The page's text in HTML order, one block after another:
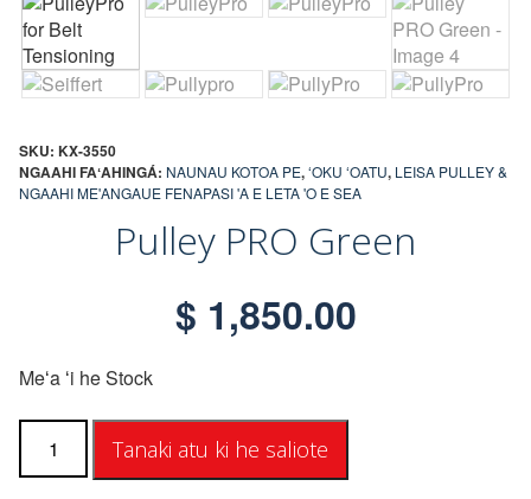
SKU: KX-3550
NGAAHI FAʻAHINGÁ: NAUNAU KOTOA PE,ʻOKU ʻOATU, LEISA PULLEY &
NGAAHI ME'ANGAUE FENAPASI 'A E LETA 'O E SEA
Pulley PRO Green
$ 1,850.00
Meʻa ʻi he Stock
Pulley
PRO
lahi
Tanaki atu ki he saliote